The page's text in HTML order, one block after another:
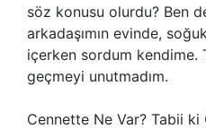
söz konusu olurdu? Ben
arkadaşımın evinde,
içerken sordum kendime.
geçmeyi unutmadım.
Cennette Ne Var? Tabii ki